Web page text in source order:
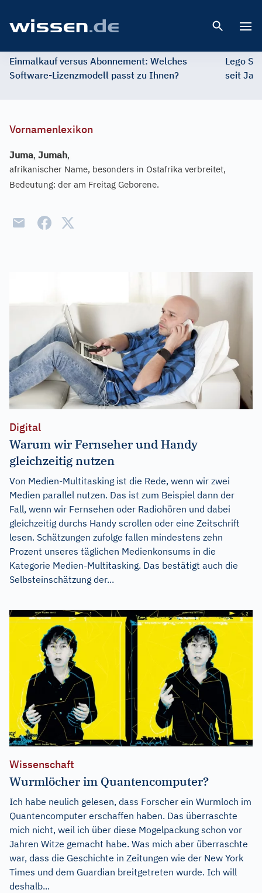
Einmalkauf versus Abonnement: Welches
Software-Lizenzmodell passt zu Ihnen?
Lego
seit
Vornamenlexikon
Juma, Jumah,
afrikanischer Name, besonders in Ostafrika verbreitet,
Bedeutung: der am Freitag Geborene.
Digital
Warum wir Fernseher und Handy
gleichzeitig nutzen
Von Medien-Multitasking ist die Rede, wenn wir zwei
Medien parallel nutzen. Das ist zum Beispiel dann der
Fall, wenn wir Fernsehen oder Radiohören und dabei
gleichzeitig durchs Handy scrollen oder eine Zeitschrift
lesen. Schätzungen zufolge fallen mindestens zehn
Prozent unseres täglichen Medienkonsums in die
Kategorie Medien-Multitasking. Das bestätigt auch die
Selbsteinschätzung der...
Wissenschaft
Wurmlöcher im Quantencomputer?
Ich habe neulich gelesen, dass Forscher ein Wurmloch im
Quantencomputer erschaffen haben. Das überraschte
mich nicht, weil ich über diese Mogelpackung schon vor
Jahren Witze gemacht habe. Was mich aber überraschte
war, dass die Geschichte in Zeitungen wie der New York
Times und dem Guardian breitgetreten wurde. Ich will
deshalb...